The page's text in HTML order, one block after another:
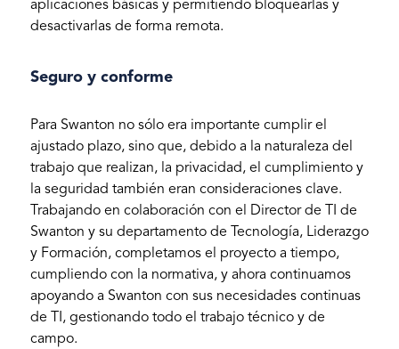
aplicaciones básicas y permitiendo bloquearlas y
desactivarlas de forma remota.
Seguro y conforme
Para Swanton no sólo era importante cumplir el
ajustado plazo, sino que, debido a la naturaleza del
trabajo que realizan, la privacidad, el cumplimiento y
la seguridad también eran consideraciones clave.
Trabajando en colaboración con el Director de TI de
Swanton y su departamento de Tecnología, Liderazgo
y Formación, completamos el proyecto a tiempo,
cumpliendo con la normativa, y ahora continuamos
apoyando a Swanton con sus necesidades continuas
de TI, gestionando todo el trabajo técnico y de
campo.